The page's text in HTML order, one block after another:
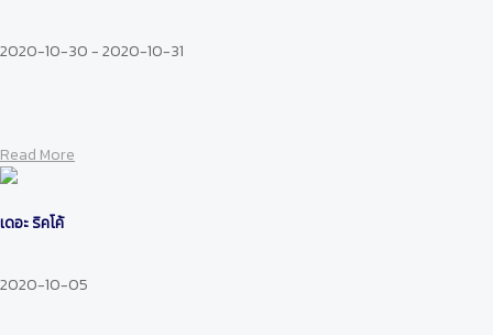
2020-10-30 - 2020-10-31
Read More
เดอะ ริคโค้
2020-10-05